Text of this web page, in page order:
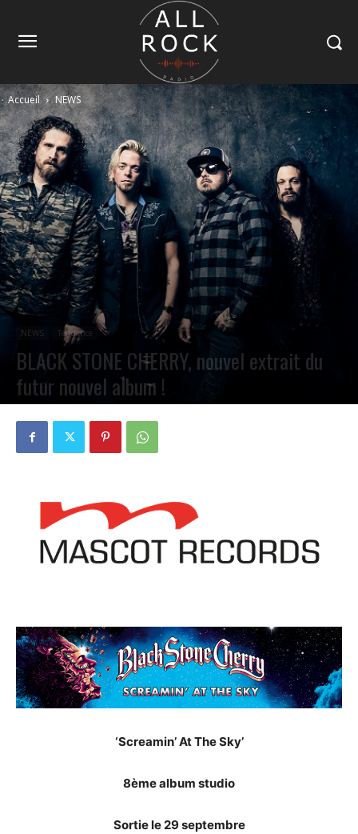
Accueil NEWS
NEWS Tendance
BLACK STONE CHERRY, nouvel extrait du
futur nouvel album !
‘Screamin’ At The Sky’
8ème album studio
Sortie le 29 septembre